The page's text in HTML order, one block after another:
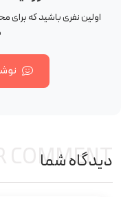
اولین نفری باشید که
دیدگاه شما
COMMENT